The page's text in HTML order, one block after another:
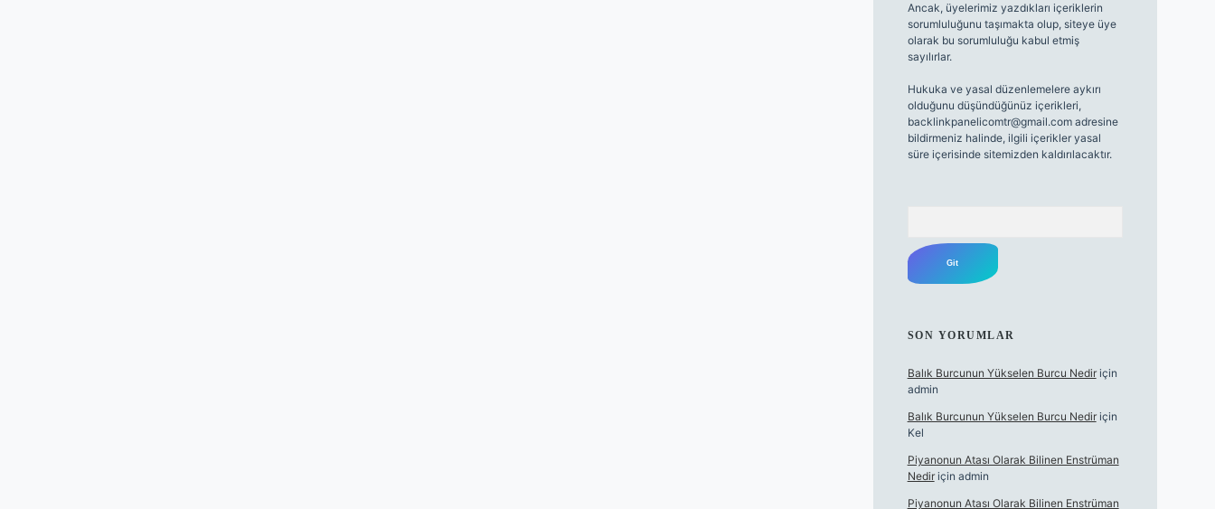
Ancak, üyelerimiz yazdıkları içeriklerin
sorumluluğunu taşımakta olup, siteye üye
olarak bu sorumluluğu kabul etmiş
sayılırlar.
Hukuka ve yasal düzenlemelere aykırı
olduğunu düşündüğünüz içerikleri,
backlinkpanelicomtr@gmail.comadresine
bildirmeniz halinde, ilgili içerikler yasal
süre içerisinde sitemizden kaldırılacaktır.
SON YORUMLAR
Balık Burcunun Yükselen Burcu Nediriçin
admin
Balık Burcunun Yükselen Burcu Nediriçin
Kel
Piyanonun Atası Olarak Bilinen Enstrüman
Nediriçin admin
Piyanonun Atası Olarak Bilinen Enstrüman